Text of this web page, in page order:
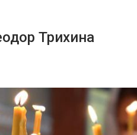
Трихина